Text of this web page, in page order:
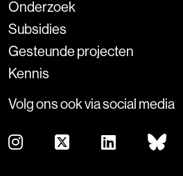
Onderzoek
Subsidies
Gesteunde projecten
Kennis
Volg ons ook via social media